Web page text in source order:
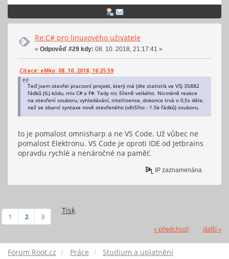
Re:C# pro linuxového uživatele
« Odpověď #29 kdy: 08. 10. 2018, 21:17:41 »
Citace: eMko 08. 10. 2018, 16:25:59
Teď jsem otevřel pracovní projekt, který má (dle statistik ve VS) 35882
řádků (IL) kódu, mix C# a F#. Tedy nic šíleně velkého. Nicméně reakce
na otevření souboru, vyhledávání, intellisense, dokonce trvá o 0,5s déle,
než se obarví syntaxe nově otevřeného (většího - 1.5k řádků) souboru.
to je pomalost omnisharp a ne VS Code. Už vůbec ne
pomalost Elektronu. VS Code je oproti IDE od Jetbrains
opravdu rychlé a nenáročné na paměť.
IP zaznamenána
Tisk
1 2 3
« předchozí další »
Fórum Root.cz Práce
Studium a uplatnění